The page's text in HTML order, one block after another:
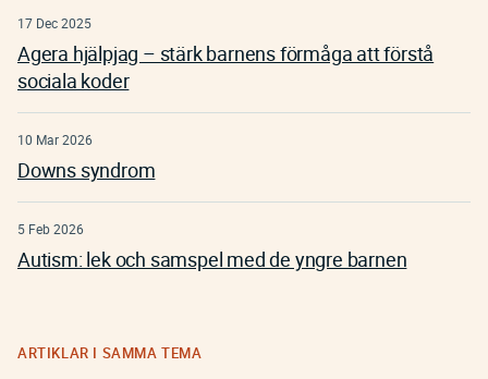
17 Dec 2025
Agera hjälpjag – stärk barnens förmåga att förstå
sociala koder
10 Mar 2026
Downs syndrom
5 Feb 2026
Autism: lek och samspel med de yngre barnen
ARTIKLAR I SAMMA TEMA